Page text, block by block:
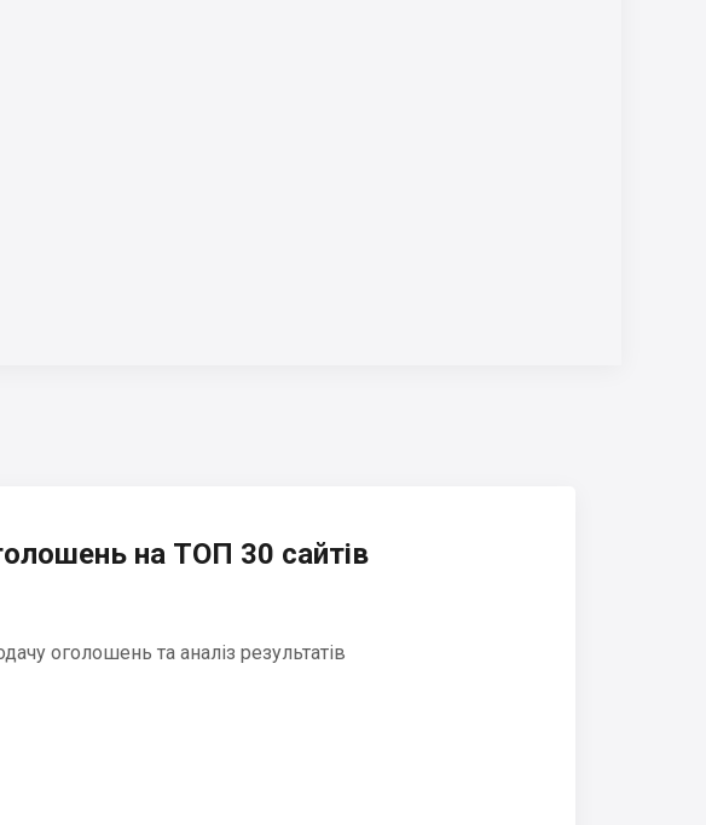
на ТОП 30 сайтів
оголошень та аналіз результатів